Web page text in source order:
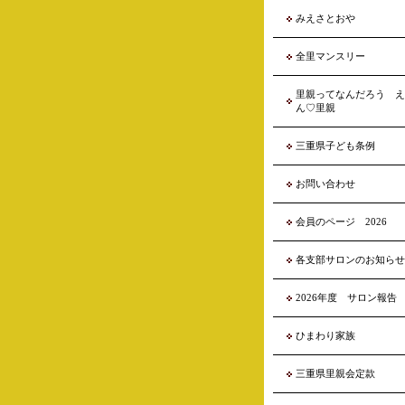
みえさとおや
全里マンスリー
里親ってなんだろう
ん♡里親
三重県子ども条例
お問い合わせ
会員のページ 2026
各支部サロンのお知らせ
2026年度 サロン報告
ひまわり家族
三重県里親会定款